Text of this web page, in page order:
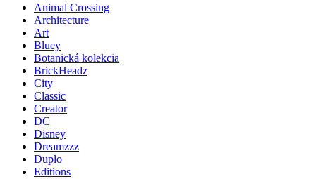
Animal Crossing
Architecture
Art
Bluey
Botanická kolekcia
BrickHeadz
City
Classic
Creator
DC
Disney
Dreamzzz
Duplo
Editions